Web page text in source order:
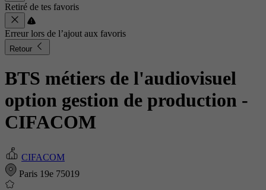
Retiré de tes favoris
Erreur lors de l’ajout aux favoris
Retour
BTS métiers de l'audiovisuel
option gestion de production -
CIFACOM
CIFACOM
Paris 19e 75019